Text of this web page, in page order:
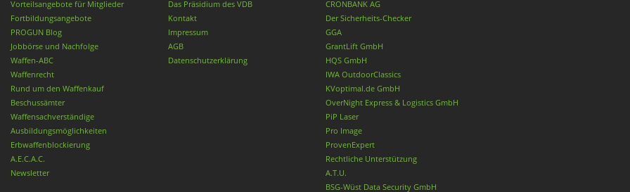
Vorteilsangebote für Mitglieder
Fortbildungsangebote
PROGUN Blog
Jobbörse und Nachfolge
Waffen-ABC
Waffenrecht
Rund um den Waffenkauf
Beschussämter
Waffensachverständige
Ausbildungsmöglichkeiten
Erbwaffenblockierung
A.E.C.A.C.
Newsletter
Das Präsidium des VDB
Kontakt
Impressum
AGB
Datenschutzerklärung
CRONBANK AG
Der Sicherheits-Checker
GGA
GrantLift GmbH
HQS GmbH
IWA OutdoorClassics
KVoptimal.de GmbH
OverNight Express & Logistics GmbH
PiP Laser
Pro Image
ProvenExpert
Rechtliche Unterstützung
A.T.U.
BSG-Wüst Data Security GmbH